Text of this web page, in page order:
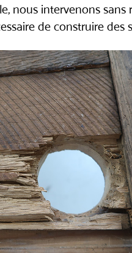
nous intervenons
de construire